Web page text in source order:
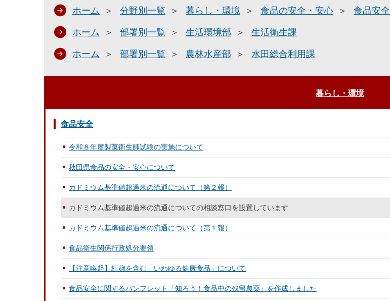
ホーム 分野別一覧 暮らし・環境 食品の安全・安心 食品安全
ホーム 部署別一覧 生活環境部 生活衛生課
ホーム 部署別一覧 農林水産部 水田総合利用課
暮らし・環境
食品安全
令和８年度製菓衛生師試験の実施について
秋田県食品の安全・安心について
カドミウム基準値超過米の流通について（第２報）
カドミウム基準値超過米の流通についての相談窓口を設置しています
カドミウム基準値超過米の流通について（第１報）
食品衛生関係行政処分要領
【注意喚起】紅麹を含む「いわゆる健康食品」について
食品安全に関するパンフレット「知ろう！食品中の残留農薬」を作成しました